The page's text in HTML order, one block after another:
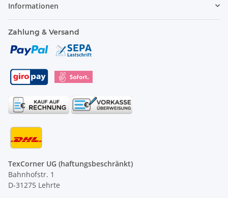
Informationen
Zahlung & Versand
TexCorner UG (haftungsbeschränkt)
Bahnhofstr. 1
D-31275 Lehrte